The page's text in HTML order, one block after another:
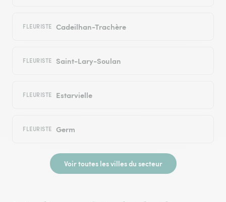
FLEURISTE Cadeilhan-Trachère
FLEURISTE Saint-Lary-Soulan
FLEURISTE Estarvielle
FLEURISTE Germ
Voir toutes les villes du secteur